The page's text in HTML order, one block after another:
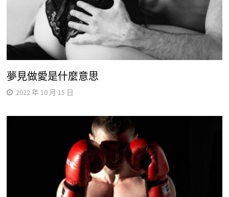
夢見做愛是什麼意思
2022 年 10 月 15 日